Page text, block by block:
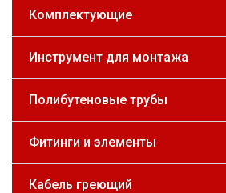
Комплектующие
Инструмент для монтажа
Полибутеновые трубы
Фитинги и элементы
Кабель греющий